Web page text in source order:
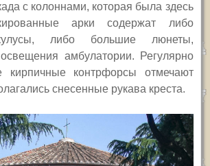
с колоннами, которая была здесь
арки содержат либо
либо большие люнеты,
амбулатории. Регулярно
кирпичные контрфорсы отмечают
снесенные рукава креста.